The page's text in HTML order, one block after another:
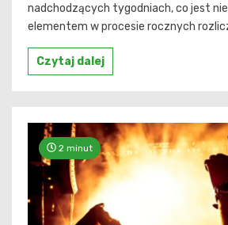
nadchodzących tygodniach, co jest
elementem w procesie rocznych
Czytaj dalej
2 minut